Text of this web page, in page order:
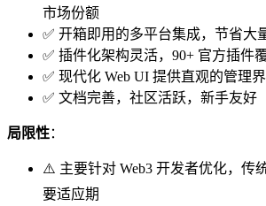
市场份额
✅ 开箱即用的多平台集成，节省大
✅ 插件化架构灵活，90+ 官方插件
✅ 现代化 Web UI 提供直观的管理
✅ 文档完善，社区活跃，新手友好
局限性：
⚠️ 主要针对 Web3 开发者优化，传
要适应期